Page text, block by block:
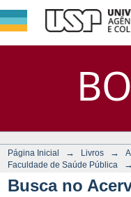
DSpace/
Página Inicial → Livros →
Faculdade de Saúde Pública
→
Busca no